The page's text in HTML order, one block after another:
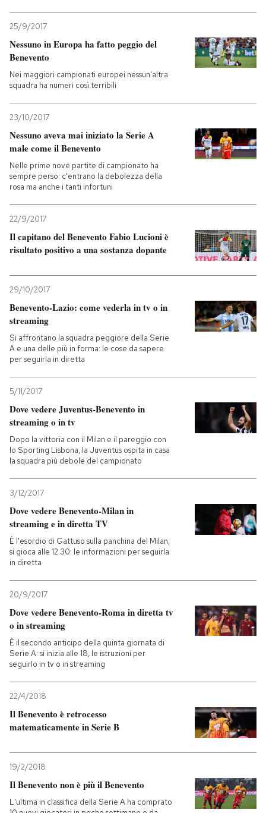
25/9/2017
Nessuno in Europa ha fatto peggio del
Benevento
Nei maggiori campionati europei nessun'altra
squadra ha numeri così terribili
23/10/2017
Nessuno aveva mai iniziato la Serie A
male come il Benevento
Nelle prime nove partite di campionato ha
sempre perso: c'entrano la debolezza della
rosa ma anche i tanti infortuni
22/9/2017
Il capitano del Benevento Fabio Lucioni è
risultato positivo a una sostanza dopante
29/10/2017
Benevento-Lazio: come vederla in tv o in
streaming
Si affrontano la squadra peggiore della Serie
A e una delle più in forma: le cose da sapere
per seguirla in diretta
5/11/2017
Dove vedere Juventus-Benevento in
streaming o in tv
Dopo la vittoria con il Milan e il pareggio con
lo Sporting Lisbona, la Juventus ospita in casa
la squadra più debole del campionato
3/12/2017
Dove vedere Benevento-Milan in
streaming e in diretta TV
È l'esordio di Gattuso sulla panchina del Milan,
si gioca alle 12.30: le informazioni per seguirla
in diretta
20/9/2017
Dove vedere Benevento-Roma in diretta tv
o in streaming
È il secondo anticipo della quinta giornata di
Serie A: si inizia alle 18, le istruzioni per
seguirlo in tv o in streaming
22/4/2018
Il Benevento è retrocesso
matematicamente in Serie B
19/2/2018
Il Benevento non è più il Benevento
L'ultima in classifica della Serie A ha comprato